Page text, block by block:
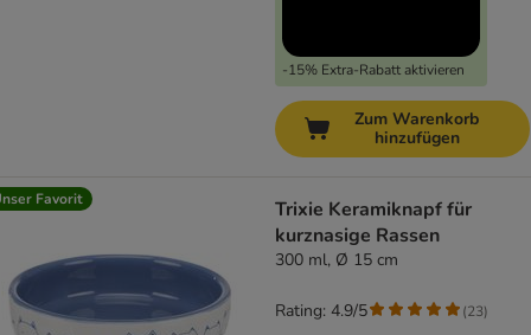
-15% Extra-Rabatt aktivieren
Zum Warenkorb
hinzufügen
Favorit
Trixie Keramiknapf für
kurznasige Rassen
300 ml, Ø 15 cm
Rating: 4.9/5 (23)